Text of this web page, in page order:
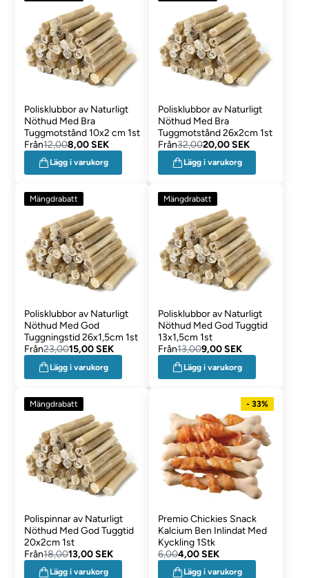
Polisklubbor av Naturligt
Nöthud Med Bra
Tuggmotstånd 10x2 cm 1st
Från12,008,00 SEK
Lägg i varukorg
Polisklubbor av Naturligt
Nöthud Med Bra
Tuggmotstånd 26x2cm 1st
Från32,0020,00 SEK
Lägg i varukorg
Mängdrabatt
Polisklubbor av Naturligt
Nöthud Med God
Tuggningstid 26x1,5cm 1st
Från23,0015,00 SEK
Lägg i varukorg
Mängdrabatt
Polisklubbor av Naturligt
Nöthud Med God Tuggtid
13x1,5cm 1st
Från13,009,00 SEK
Lägg i varukorg
Mängdrabatt
Polispinnar av Naturligt
Nöthud Med God Tuggtid
20x2cm 1st
Från18,0013,00 SEK
Lägg i varukorg
- 33%
Premio Chickies Snack
Kalcium Ben Inlindat Med
Kyckling 1Stk
6,004,00 SEK
Lägg i varukorg